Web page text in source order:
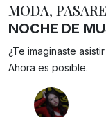
MODA,
NOCHE DE
¿Te imaginaste
Ahora es posible.